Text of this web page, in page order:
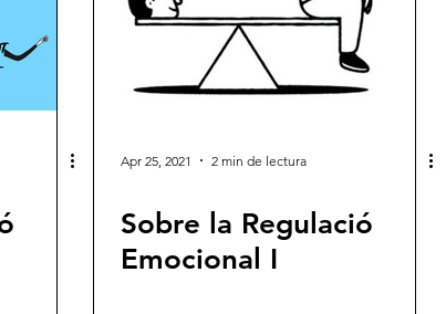
Apr 25, 2021 2 min de lectura
Sobre la Regulació
Emocional I